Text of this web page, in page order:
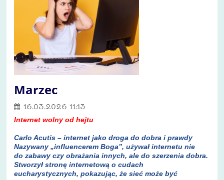
Marzec
16.03.2026 11:13
Internet wolny od hejtu
Carlo Acutis – internet jako droga do dobra i prawdy
Nazywany „influencerem Boga”, używał internetu nie
do zabawy czy obrażania innych, ale do szerzenia dobra.
Stworzył stronę internetową o cudach
eucharystycznych, pokazując, że sieć może być